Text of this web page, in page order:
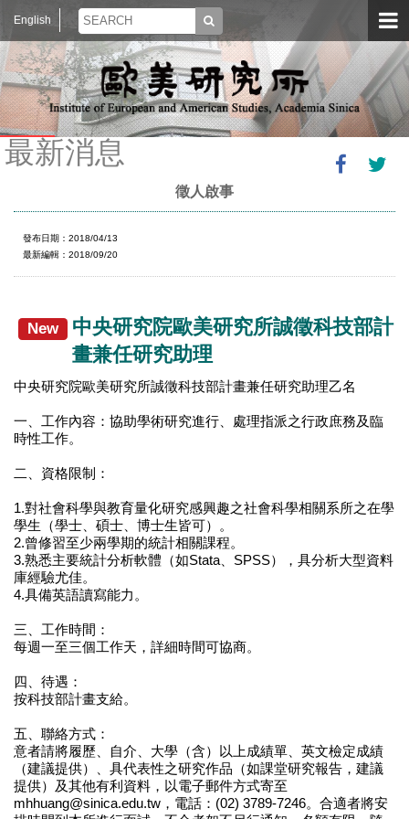
English
最新消息
徵人啟事
發布日期：2018/04/13
最新編輯：2018/09/20
New
中央研究院歐美研究所誠徵科技部計
畫兼任研究助理
中央研究院歐美研究所誠徵科技部計畫兼任研究助理乙名
一、工作內容：協助學術研究進行、處理指派之行政庶務及臨
時性工作。
二、資格限制：
1.對社會科學與教育量化研究感興趣之社會科學相關系所之在學
學生（學士、碩士、博士生皆可）。
2.曾修習至少兩學期的統計相關課程。
3.熟悉主要統計分析軟體（如Stata、SPSS），具分析大型資料
庫經驗尤佳。
4.具備英語讀寫能力。
三、工作時間：
每週一至三個工作天，詳細時間可協商。
四、待遇：
按科技部計畫支給。
五、聯絡方式：
意者請將履歷、自介、大學（含）以上成績單、英文檢定成績
（建議提供）、具代表性之研究作品（如課堂研究報告，建議
提供）及其他有利資料，以電子郵件方式寄至
mhhuang@sinica.edu.tw，電話：(02) 3789-7246。合適者將安